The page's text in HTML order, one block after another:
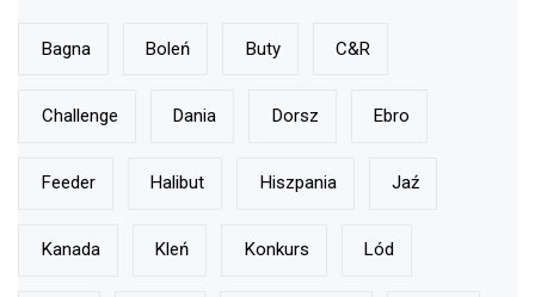
Bagna Boleń Buty C&r
Challenge Dania Dorsz Ebro
Feeder Halibut Hiszpania Jaź
Kanada Kleń Konkurs Lód